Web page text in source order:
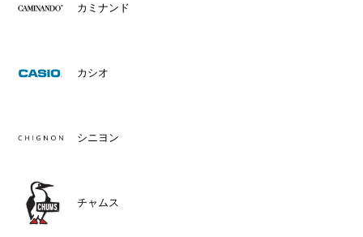
カミナンド
カシオ
シニヨン
チャムス